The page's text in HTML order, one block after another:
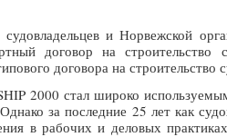
и Норвежской
договор на
договора на строительство
2000 стал широко
за последние 25 лет как
в рабочих и деловых